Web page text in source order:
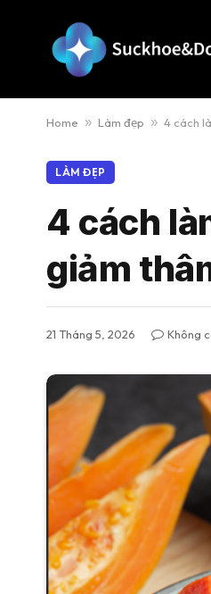
Home » Làm đẹp » 4 cách
LÀM ĐẸP
4 cách
giảm
21 Tháng 5, 2026 Không